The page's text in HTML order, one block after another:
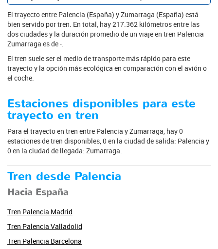
El trayecto entre Palencia (España) y Zumarraga (España) está
bien servido por tren. En total, hay 217.362 kilómetros entre las
dos ciudades y la duración promedio de un viaje en tren Palencia
Zumarraga es de -.
El tren suele ser el medio de transporte más rápido para este
trayecto y la opción más ecológica en comparación con el avión o
el coche.
Estaciones disponibles para este
trayecto en tren
Para el trayecto en tren entre Palencia y Zumarraga, hay 0
estaciones de tren disponibles, 0 en la ciudad de salida: Palencia y
0 en la ciudad de llegada: Zumarraga.
Tren desde Palencia
Hacia España
Tren Palencia Madrid
Tren Palencia Valladolid
Tren Palencia Barcelona